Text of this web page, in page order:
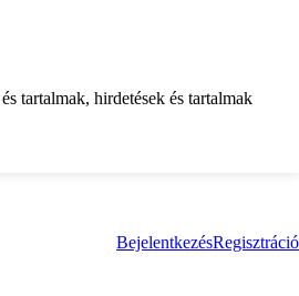
tartalmak, hirdetések és tartalmak
BejelentkezésRegisztráció